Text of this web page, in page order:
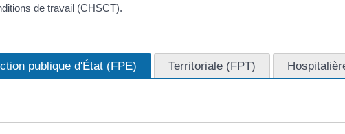
de travail (CHSCT).
publique d'État (FPE) Territoriale (FPT)